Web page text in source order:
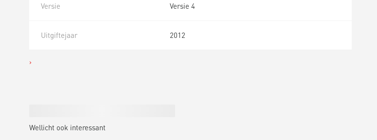
Versie Versie 4
Uitgiftejaar 2012
Wellicht ook interessant